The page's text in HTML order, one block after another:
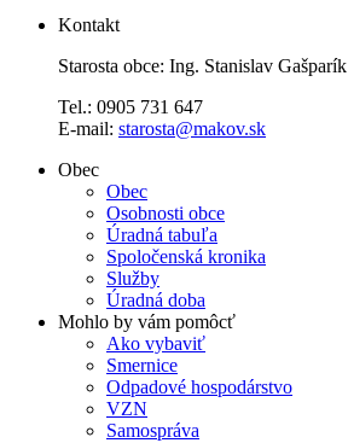
Kontakt
Starosta obce: Ing. Stanislav Gašparík
Tel.: 0905 731 647
E-mail: starosta@makov.sk
Obec
Obec
Osobnosti obce
Úradná tabuľa
Spoločenská kronika
Služby
Úradná doba
Mohlo by vám pomôcť
Ako vybaviť
Smernice
Odpadové hospodárstvo
VZN
Samospráva